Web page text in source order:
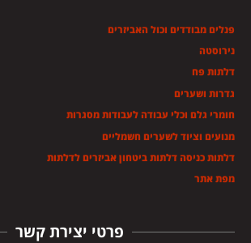
פרטי יצירת קשר
פנלים מבודדים וכול האביזרים
נירוסטה
דלתות פח
גדרות ושערים
חומרי גלם וכלי עבודה לעבודות מסגרות
מנועים וציוד לשערים חשמליים
דלתות כניסה דלתות ביטחון אביזרים לדלתות
מפת אתר